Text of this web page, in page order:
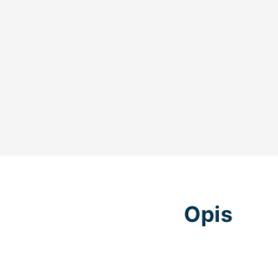
Opis